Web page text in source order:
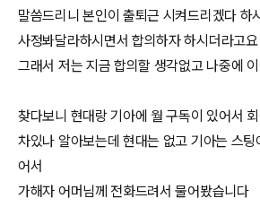
말씀드리니 본인이 출퇴근 시켜드리겠다 하
사정봐달라하시면서 합의하자 하시더라고요
그래서 저는 지금 합의할 생각없고 나중에
찾다보니 현대랑 기아에 월 구독이 있어서
차있나 알아보는데 현대는 없고 기아는 스팅
어서
가해자 어머님께 전화드려서 물어봤습니다